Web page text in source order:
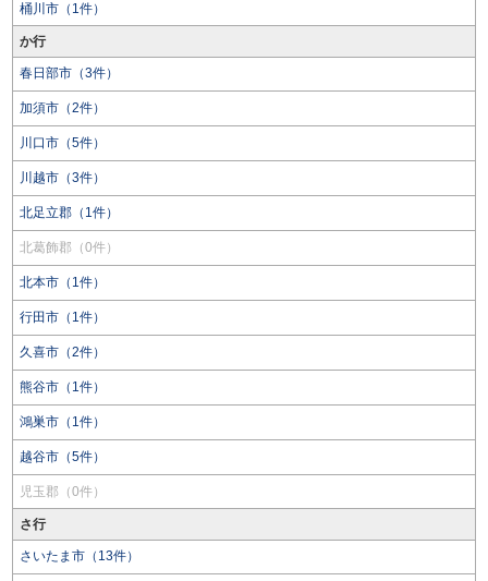
桶川市（1件）
か行
春日部市（3件）
加須市（2件）
川口市（5件）
川越市（3件）
北足立郡（1件）
北葛飾郡（0件）
北本市（1件）
行田市（1件）
久喜市（2件）
熊谷市（1件）
鴻巣市（1件）
越谷市（5件）
児玉郡（0件）
さ行
さいたま市（13件）